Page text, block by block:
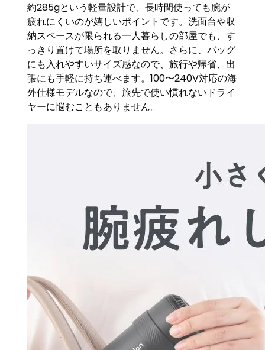
約285gという軽量設計で、長時間使っても腕が
疲れにくいのが嬉しいポイントです。洗面台や収
納スペースが限られる一人暮らしの部屋でも、す
っきり置けて場所を取りません。さらに、バッグ
にも入れやすいサイズ感なので、旅行や帰省、出
張にも手軽に持ち運べます。100〜240V対応の海
外仕様モデルなので、旅先で使い慣れないドライ
ヤーに悩むこともありません。